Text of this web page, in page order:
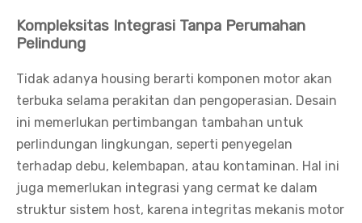
Kompleksitas Integrasi Tanpa Perumahan
Pelindung
Tidak adanya housing berarti komponen motor akan
terbuka selama perakitan dan pengoperasian. Desain
ini memerlukan pertimbangan tambahan untuk
perlindungan lingkungan, seperti penyegelan
terhadap debu, kelembapan, atau kontaminan. Hal ini
juga memerlukan integrasi yang cermat ke dalam
struktur sistem host, karena integritas mekanis motor